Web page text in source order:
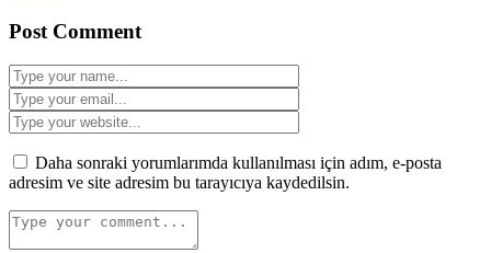
Post Comment
Daha sonraki yorumlarımda kullanılması için adım, e-posta
adresim ve site adresim bu tarayıcıya kaydedilsin.